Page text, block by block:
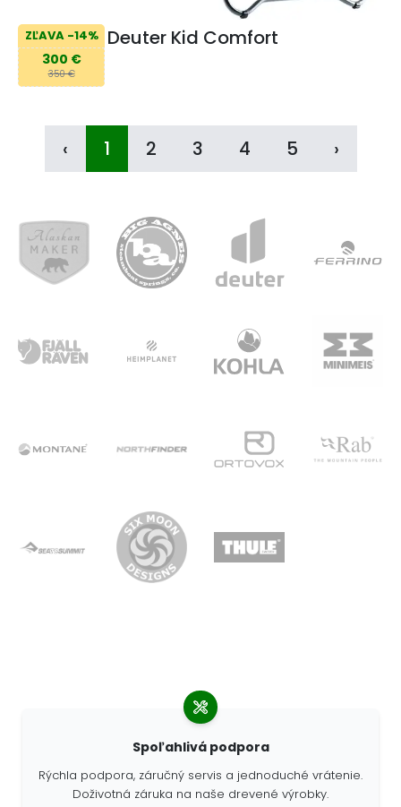
ZĽAVA -14%
300 €
350 €
Deuter Kid Comfort
‹ 1 2 3 4 5 ›
Spoľahlivá podpora
Rýchla podpora, záručný servis a jednoduché vrátenie.
Doživotná záruka na naše drevené výrobky.